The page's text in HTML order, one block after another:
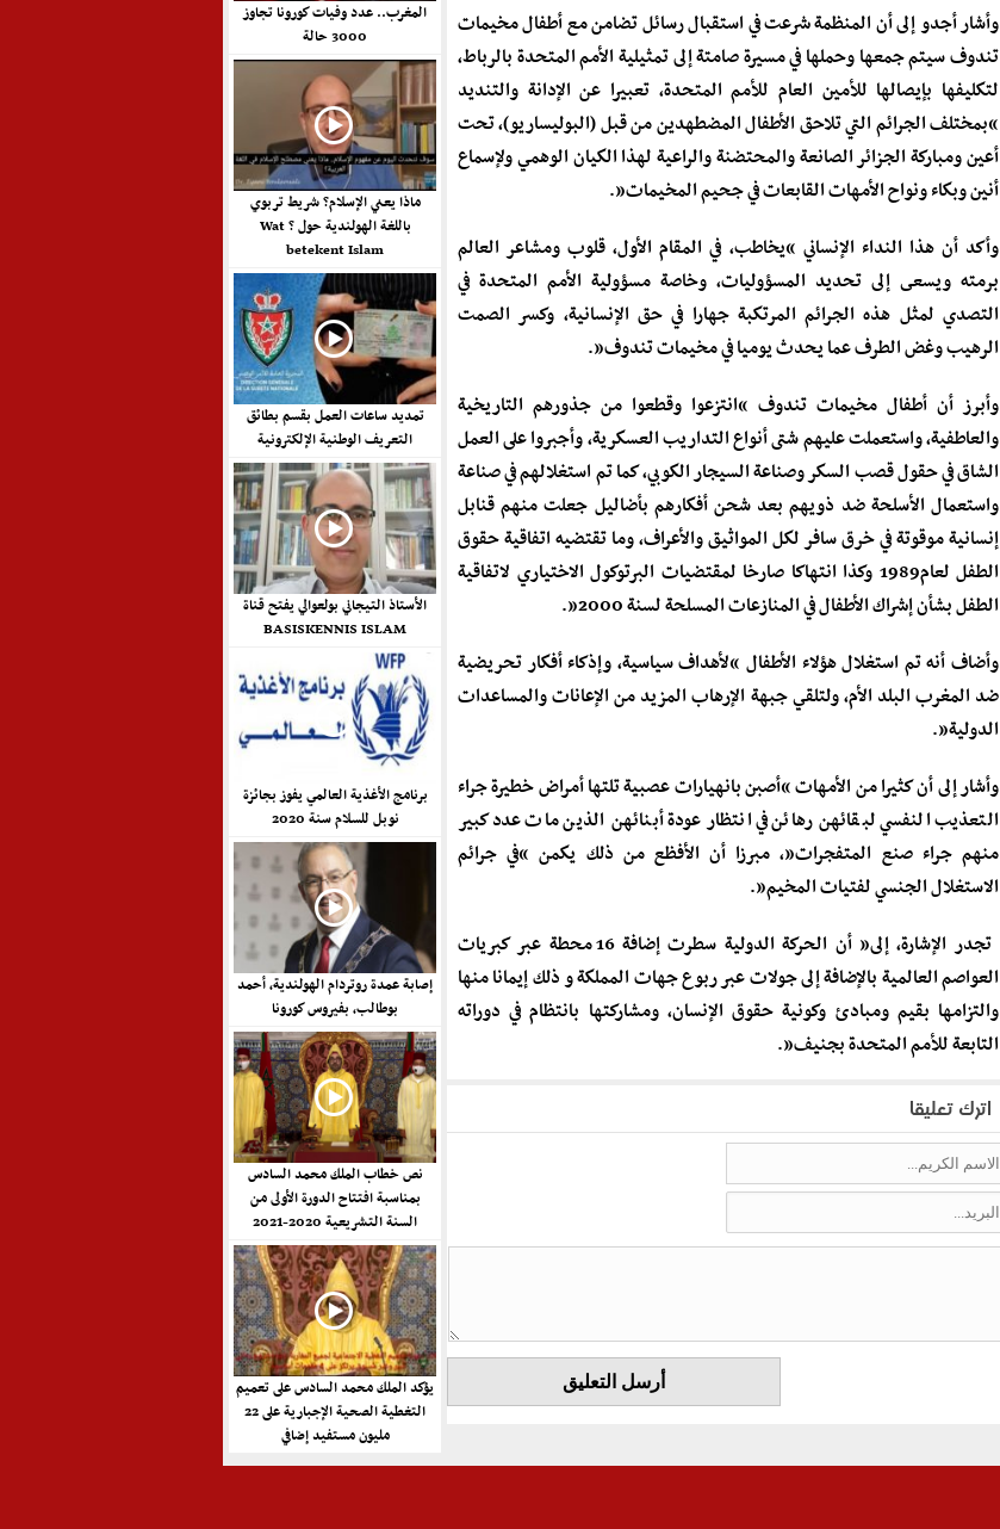
وأشار أجدو إلى أن المنظمة شرعت في استقبال رسائل تضامن مع أطفال مخيمات
تندوف سيتم جمعها وحملها في مسيرة صامتة إلى تمثيلية الأمم المتحدة بالرباط،
لتكليفها بإيصالها للأمين العام للأمم المتحدة، تعبيرا عن الإدانة والتنديد
“بمختلف الجرائم التي تلاحق الأطفال المضطهدين من قبل (البوليساريو)، تحت
أعين ومباركة الجزائر الصانعة والمحتضنة والراعية لهذا الكيان الوهمي ولإسماع
أنين وبكاء ونواح الأمهات القابعات في جحيم المخيمات”.
وأكد أن هذا النداء الإنساني “يخاطب، في المقام الأول، قلوب ومشاعر العالم
برمته ويسعى إلى تحديد المسؤوليات، وخاصة مسؤولية الأمم المتحدة في
التصدي لمثل هذه الجرائم المرتكبة جهارا في حق الإنسانية، وكسر الصمت
الرهيب وغض الطرف عما يحدث يوميا في مخيمات تندوف”.
وأبرز أن أطفال مخيمات تندوف “انتزعوا وقطعوا من جذورهم التاريخية
والعاطفية، واستعملت عليهم شتى أنواع التداريب العسكرية، وأجبروا على العمل
الشاق في حقول قصب السكر وصناعة السيجار الكوبي، كما تم استغلالهم في صناعة
واستعمال الأسلحة ضد ذويهم بعد شحن أفكارهم بأضاليل جعلت منهم قنابل
إنسانية موقوتة في خرق سافر لكل المواثيق والأعراف، وما تقتضيه اتفاقية حقوق
الطفل لعام1989 وكذا انتهاكا صارخا لمقتضيات البرتوكول الاختياري لاتفاقية
الطفل بشأن إشراك الأطفال في المنازعات المسلحة لسنة 2000”.
وأضاف أنه تم استغلال هؤلاء الأطفال “لأهداف سياسية، وإذكاء أفكار تحريضية
ضد المغرب البلد الأم، ولتلقي جبهة الإرهاب المزيد من الإعانات والمساعدات
الدولية”.
وأشار إلى أن كثيرا من الأمهات “أصبن بانهيارات عصبية تلتها أمراض خطيرة جراء
التعذيب النفسي لبقائهن رهائن في انتظار عودة أبنائهن الذين مات عدد كبير
منهم جراء صنع المتفجرات”، مبرزا أن الأفظع من ذلك يكمن “في جرائم
الاستغلال الجنسي لفتيات المخيم”.
تجدر الإشارة، إلى” أن الحركة الدولية سطرت إضافة 16 محطة عبر كبريات
العواصم العالمية بالإضافة إلى جولات عبر ربوع جهات المملكة و ذلك إيمانا منها
والتزامها بقيم ومبادئ وكونية حقوق الإنسان، ومشاركتها بانتظام في دوراته
التابعة للأمم المتحدة بجنيف”.
اترك تعليقا
المغرب.. عدد وفيات كورونا تجاوز
3000 حالة
ماذا يعني الإسلام؟ شريط تربوي
باللغة الهولندية حول ? Wat
betekent Islam
تمديد ساعات العمل بقسم بطائق
التعريف الوطنية الإلكترونية
الأستاذ التيجاني بولعوالي يفتح قناة
BASISKENNIS ISLAM
برنامج الأغذية العالمي يفوز بجائزة
نوبل للسلام سنة 2020
إصابة عمدة روتردام الهولندية، أحمد
بوطالب، بفيروس كورونا
نص خطاب الملك محمد السادس
بمناسبة افتتاح الدورة الأولى من
السنة التشريعية 2020-2021
يؤكد الملك محمد السادس على تعميم
التغطية الصحية الإجبارية على 22
مليون مستفيد إضافي